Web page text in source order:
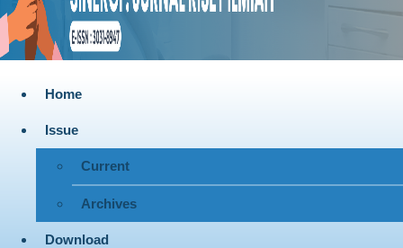
Home
Issue
Current
Archives
Download